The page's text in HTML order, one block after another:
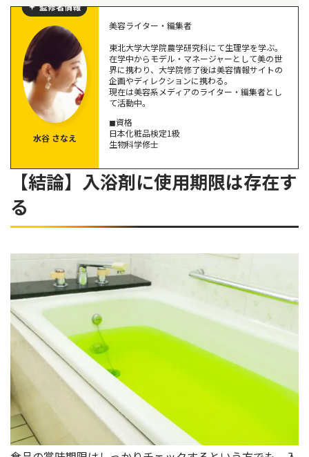
おすすめの入浴剤5選
イルコルポ
ベルタきざみ本薬湯
バース（BARTH）
アユーラ（AYURA) ナイトリートバス
キュレル 薬用入浴剤
入浴剤の使用期限に関するQ＆A
の？
入浴剤にも使用期限はある！期限内に使い切ろう
監修者情報
水谷 さなえ
美容ライター・編集者
東北大学大学院農学研究科にて生理学を学ぶ。
在学中からモデル・マネージャーとして美の世
界に携わり、大学院修了後は美容情報サイトの
企画やディレクションに携わる。
現在は美容系メディアのライター・編集者とし
て活動中。
◼︎資格
日本化粧品検定1級
生物科学修士
【結論】入浴剤に使用期限は存在す
る